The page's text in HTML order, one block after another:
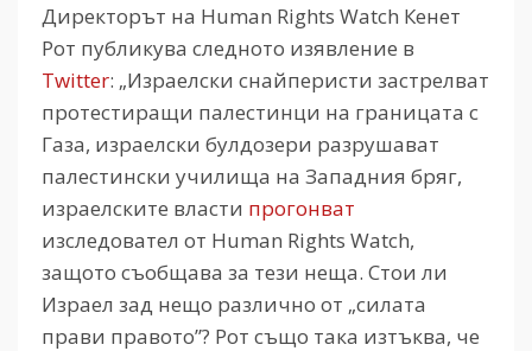
Директорът на Human Rights Watch Кенет
Рот публикува следното изявление в
Twitter: „Израелски снайперисти застрелват
протестиращи палестинци на границата с
Газа, израелски булдозери разрушават
палестински училища на Западния бряг,
израелските власти прогонват
изследовател от Human Rights Watch,
защото съобщава за тези неща. Стои ли
Израел зад нещо различно от „силата
прави правото”? Рот също така изтъква, че